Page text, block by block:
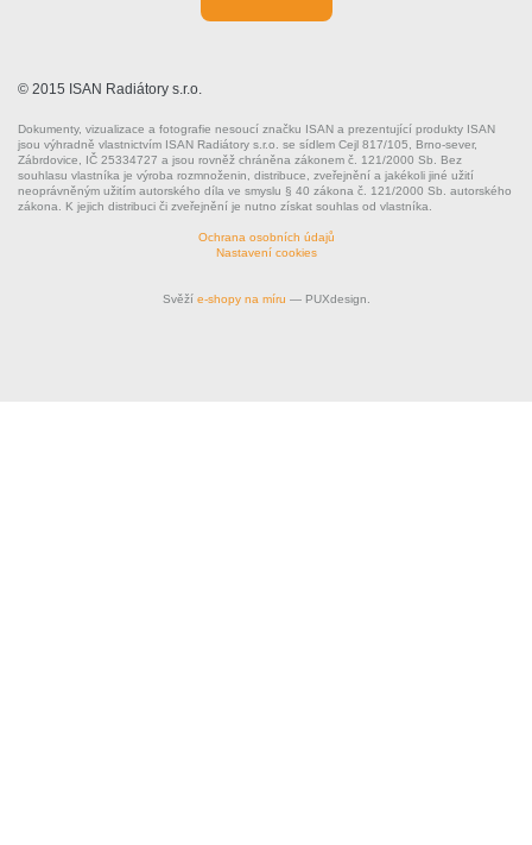
© 2015 ISAN Radiátory s.r.o.
Dokumenty, vizualizace a fotografie nesoucí značku ISAN a prezentující produkty ISAN
jsou výhradně vlastnictvím ISAN Radiátory s.r.o. se sídlem Cejl 817/105, Brno-sever,
Zábrdovice, IČ 25334727 a jsou rovněž chráněna zákonem č. 121/2000 Sb. Bez
souhlasu vlastníka je výroba rozmnoženin, distribuce, zveřejnění a jakékoli jiné užití
neoprávněným užitím autorského díla ve smyslu § 40 zákona č. 121/2000 Sb. autorského
zákona. K jejich distribuci či zveřejnění je nutno získat souhlas od vlastníka.
Ochrana osobních údajů
Nastavení cookies
Svěží e-shopy na míru — PUXdesign.